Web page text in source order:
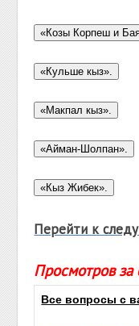
Перейти к
Просмотров
Все вопросы с